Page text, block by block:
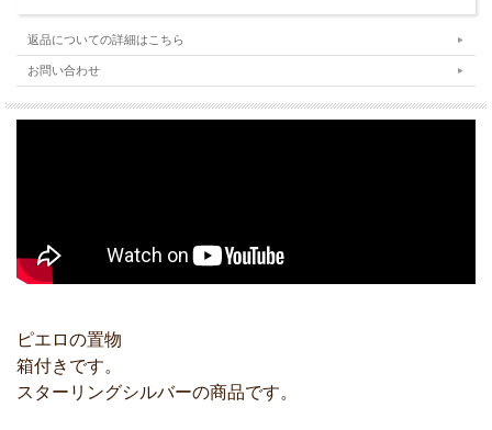
返品についての詳細はこちら
お問い合わせ
ピエロの置物
箱付きです。
スターリングシルバーの商品です。